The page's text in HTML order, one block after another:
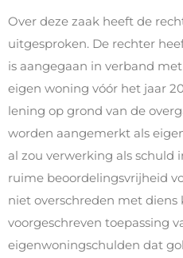
Over deze zaak heeft de
uitgesproken. De rechter
is aangegaan in verband
eigen woning vóór het jaar
lening op grond van de
worden aangemerkt als
al zou verwerking als schuld
ruime beoordelingsvrijheid
niet overschreden met diens
voorgeschreven toepassing
eigenwoningschulden dat